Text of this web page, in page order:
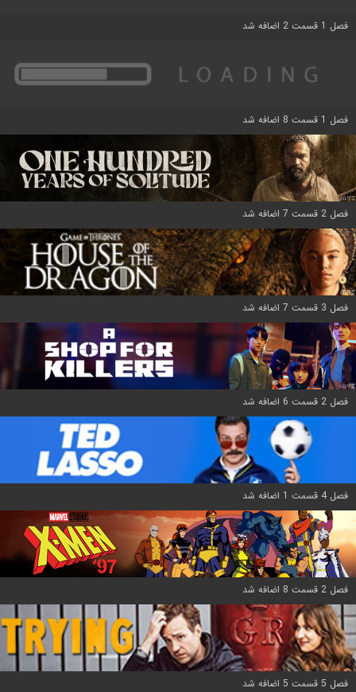
فصل 1 قسمت 2 اضافه شد
فصل 1 قسمت 8 اضافه شد
فصل 2 قسمت 7 اضافه شد
فصل 3 قسمت 7 اضافه شد
فصل 2 قسمت 6 اضافه شد
فصل 4 قسمت 1 اضافه شد
فصل 2 قسمت 8 اضافه شد
فصل 5 قسمت 5 اضافه شد